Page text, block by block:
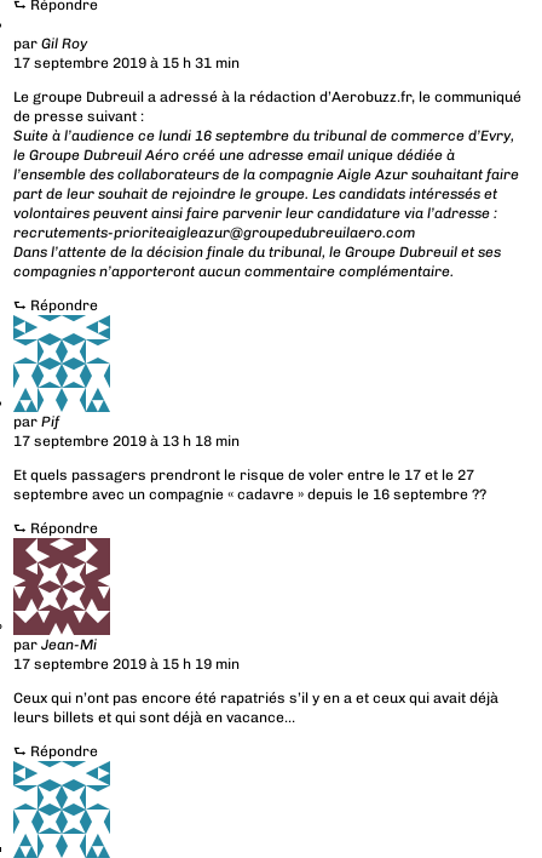
⮑ Répondre
parGil Roy
17 septembre 2019 à 15 h 31 min
Le groupe Dubreuil a adressé à la rédaction d’Aerobuzz.fr, le communiqué
de presse suivant :
Suite à l’audience ce lundi 16 septembre du tribunal de commerce d’Evry,
le Groupe Dubreuil Aéro créé une adresse email unique dédiée à
l’ensemble des collaborateurs de la compagnie Aigle Azur souhaitant faire
part de leur souhait de rejoindre le groupe. Les candidats intéressés et
volontaires peuvent ainsi faire parvenir leur candidature via l’adresse :
recrutements-prioriteaigleazur@groupedubreuilaero.com
Dans l’attente de la décision finale du tribunal, le Groupe Dubreuil et ses
compagnies n’apporteront aucun commentaire complémentaire.
⮑ Répondre
parPif
17 septembre 2019 à 13 h 18 min
Et quels passagers prendront le risque de voler entre le 17 et le 27
septembre avec un compagnie « cadavre » depuis le 16 septembre ??
⮑ Répondre
parJean-Mi
17 septembre 2019 à 15 h 19 min
Ceux qui n’ont pas encore été rapatriés s’il y en a et ceux qui avait déjà
leurs billets et qui sont déjà en vacance…
⮑ Répondre